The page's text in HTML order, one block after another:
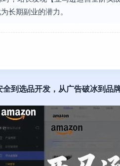
长期副业的潜力。
到选品开发，从广告破冰到品